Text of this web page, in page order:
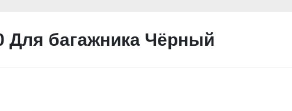
Для багажника Чёрный